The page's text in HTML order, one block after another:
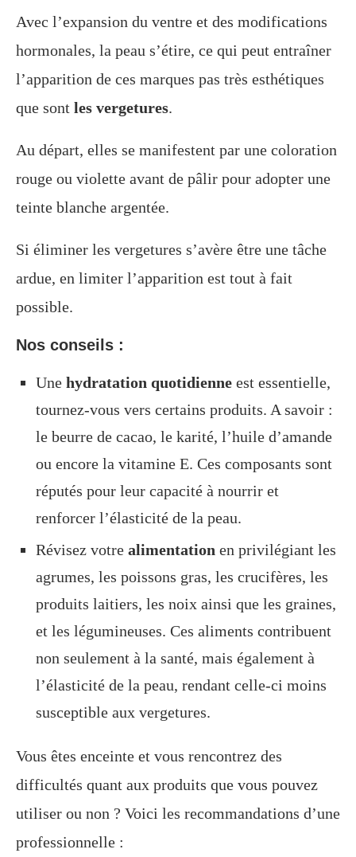
Avec l’expansion du ventre et des modifications
hormonales, la peau s’étire, ce qui peut entraîner
l’apparition de ces marques pas très esthétiques
que sont les vergetures.
Au départ, elles se manifestent par une coloration
rouge ou violette avant de pâlir pour adopter une
teinte blanche argentée.
Si éliminer les vergetures s’avère être une tâche
ardue, en limiter l’apparition est tout à fait
possible.
Nos conseils :
Une hydratation quotidienne est essentielle,
tournez-vous vers certains produits. A savoir :
le beurre de cacao, le karité, l’huile d’amande
ou encore la vitamine E. Ces composants sont
réputés pour leur capacité à nourrir et
renforcer l’élasticité de la peau.
Révisez votre alimentation en privilégiant les
agrumes, les poissons gras, les crucifères, les
produits laitiers, les noix ainsi que les graines,
et les légumineuses. Ces aliments contribuent
non seulement à la santé, mais également à
l’élasticité de la peau, rendant celle-ci moins
susceptible aux vergetures.
Vous êtes enceinte et vous rencontrez des
difficultés quant aux produits que vous pouvez
utiliser ou non ? Voici les recommandations d’une
professionnelle :